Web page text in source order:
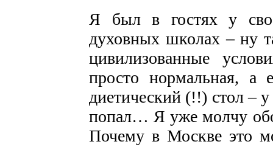
Я был в гостях у
духовных школах – ну
цивилизованные
просто нормальная,
диетический (!!) стол –
попал… Я уже молчу
Почему в Москве это